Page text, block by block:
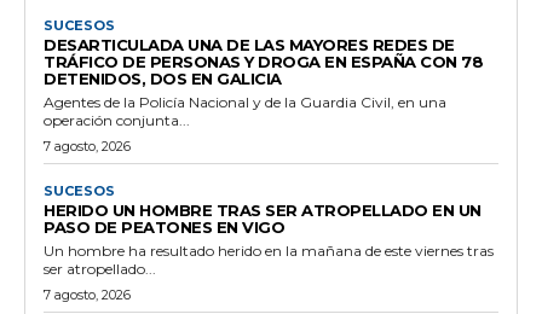
SUCESOS
DESARTICULADA UNA DE LAS MAYORES REDES DE
TRÁFICO DE PERSONAS Y DROGA EN ESPAÑA CON 78
DETENIDOS, DOS EN GALICIA
Agentes de la Policía Nacional y de la Guardia Civil, en una
operación conjunta...
7 agosto, 2026
SUCESOS
HERIDO UN HOMBRE TRAS SER ATROPELLADO EN UN
PASO DE PEATONES EN VIGO
Un hombre ha resultado herido en la mañana de este viernes tras
ser atropellado...
7 agosto, 2026